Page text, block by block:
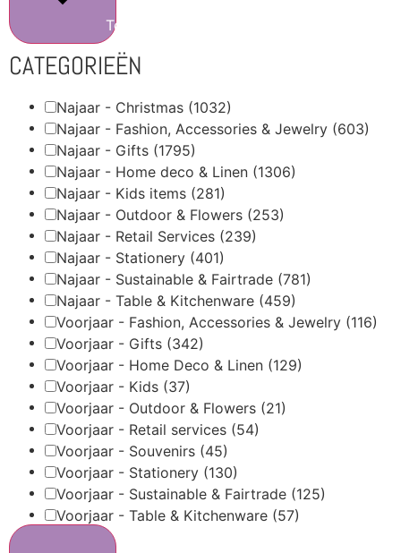
Toon meer
CATEGORIEËN
Najaar - Christmas (1032)
Najaar - Fashion, Accessories & Jewelry (603)
Najaar - Gifts (1795)
Najaar - Home deco & Linen (1306)
Najaar - Kids items (281)
Najaar - Outdoor & Flowers (253)
Najaar - Retail Services (239)
Najaar - Stationery (401)
Najaar - Sustainable & Fairtrade (781)
Najaar - Table & Kitchenware (459)
Voorjaar - Fashion, Accessories & Jewelry (116)
Voorjaar - Gifts (342)
Voorjaar - Home Deco & Linen (129)
Voorjaar - Kids (37)
Voorjaar - Outdoor & Flowers (21)
Voorjaar - Retail services (54)
Voorjaar - Souvenirs (45)
Voorjaar - Stationery (130)
Voorjaar - Sustainable & Fairtrade (125)
Voorjaar - Table & Kitchenware (57)